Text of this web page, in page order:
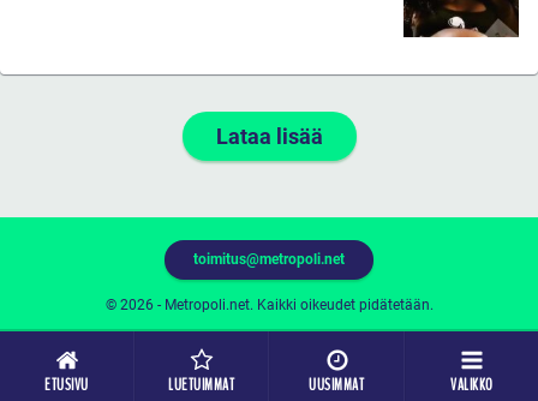
ETUSIVU LUETUIMMAT UUSIMMAT VALIKKO
Lataa lisää
© 2026 - Metropoli.net. Kaikki oikeudet pidätetään.
toimitus@metropoli.net